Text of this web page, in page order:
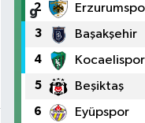
2
3 Başakşehir
4 Kocaelispor
5 Beşiktaş
6 Eyüpspor